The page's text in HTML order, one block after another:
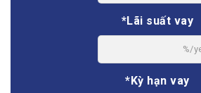
*Lãi suất vay
%/
*Kỳ hạn vay